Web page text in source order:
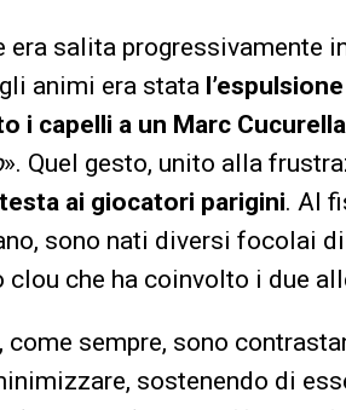
era salita progressivamente
animi era stata
i capelli a un Marc Cucurella
». Quel gesto, unito alla
ai giocatori parigini. Al
sono nati diversi focolai
clou che ha coinvolto i due
come sempre, sono
sostenendo di